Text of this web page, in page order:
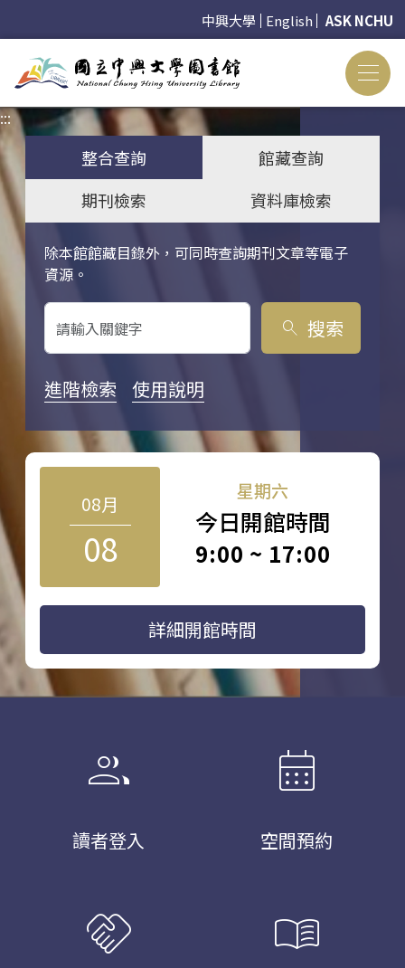
中興大學 English ASK NCHU
:::
整合查詢
館藏查詢
期刊檢索
資料庫檢索
除本館館藏目錄外，可同時查詢期刊文章等電子
資源。
關鍵字搜尋
search 搜索
進階檢索 使用說明
08月
08
星期六
今日開館時間
9:00 ~ 17:00
詳細開館時間
group
讀者登入
calendar_month
空間預約
handshake menu_book